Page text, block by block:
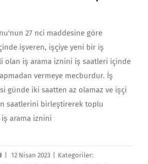
27 nci maddesine göre
işveren, işçiye yeni bir iş
olan iş arama iznini iş saatleri içinde
vermeye mecburdur. İş
günde iki saatten az olamaz ve işçi
saatlerini birleştirerek toplu
arama iznini
12 Nisan 2023
Kategoriler: